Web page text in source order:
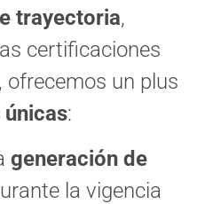
trayectoria,
certificaciones
ofrecemos un plus
:
generación de
la vigencia